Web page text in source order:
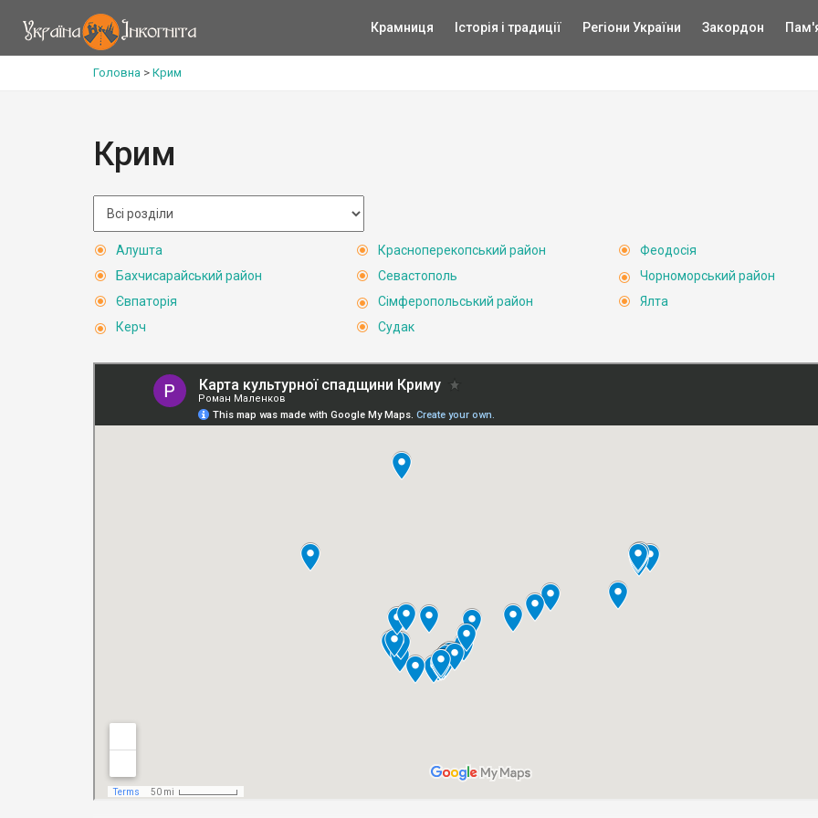
Крамниця Історія і традиції Регіони України Закордон
Головна > Крим
Крим
Алушта
Бахчисарайський район
Євпаторія
Керч
Красноперекопський район
Севастополь
Сімферопольський район
Судак
Феодосія
Чорноморський район
Ялта